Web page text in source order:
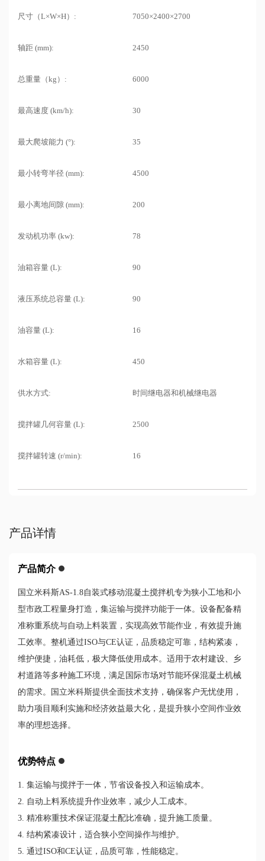
尺寸（L×W×H）: 7050×2400×2700
轴距 (mm): 2450
总重量（kg）: 6000
最高速度 (km/h): 30
最大爬坡能力 (°): 35
最小转弯半径 (mm): 4500
最小离地间隙 (mm): 200
发动机功率 (kw): 78
油箱容量 (L): 90
液压系统总容量 (L): 90
油容量 (L): 16
水箱容量 (L): 450
供水方式: 时间继电器和机械继电器
搅拌罐几何容量 (L): 2500
搅拌罐转速 (r/min): 16
产品详情
产品简介
国立米科斯AS-1.8自装式移动混凝土搅拌机专为狭小工地和小
型市政工程量身打造，集运输与搅拌功能于一体。设备配备精
准称重系统与自动上料装置，实现高效节能作业，有效提升施
工效率。整机通过ISO与CE认证，品质稳定可靠，结构紧凑，
维护便捷，油耗低，极大降低使用成本。适用于农村建设、乡
村道路等多种施工环境，满足国际市场对节能环保混凝土机械
的需求。国立米科斯提供全面技术支持，确保客户无忧使用，
助力项目顺利实施和经济效益最大化，是提升狭小空间作业效
率的理想选择。
优势特点
1. 集运输与搅拌于一体，节省设备投入和运输成本。
2. 自动上料系统提升作业效率，减少人工成本。
3. 精准称重技术保证混凝土配比准确，提升施工质量。
4. 结构紧凑设计，适合狭小空间操作与维护。
5. 通过ISO和CE认证，品质可靠，性能稳定。